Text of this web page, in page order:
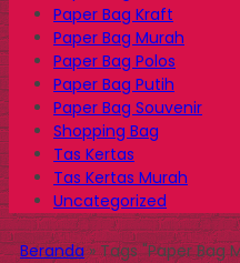
Paper Bag Kraft
Paper Bag Murah
Paper Bag Polos
Paper Bag Putih
Paper Bag Souvenir
Shopping Bag
Tas Kertas
Tas Kertas Murah
Uncategorized
Beranda»Tags "Paper Bag